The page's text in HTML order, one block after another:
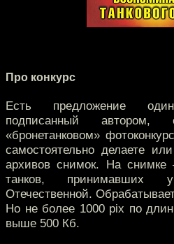
Про конкурс
Есть предложение
подписанный
«бронетанковом»
самостоятельно делаете
архивов снимок. На
танков, принимавших
Отечественной.
Но не более 1000 pix по
выше 500 Кб.